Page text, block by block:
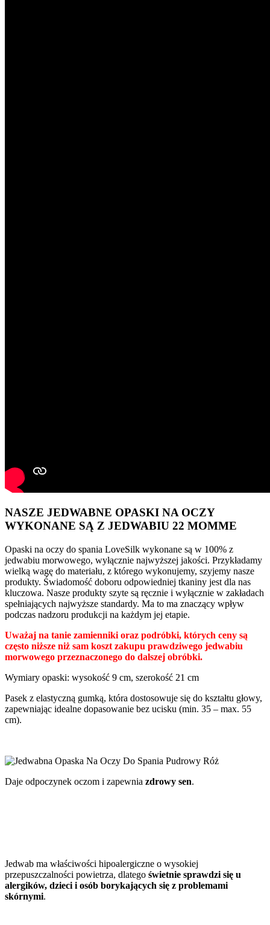
NASZE JEDWABNE OPASKI NA OCZY
WYKONANE SĄ Z JEDWABIU 22 MOMME
Opaski na oczy do spania LoveSilk wykonane są w 100% z
jedwabiu morwowego, wyłącznie najwyższej jakości. Przykładamy
wielką wagę do materiału, z którego wykonujemy, szyjemy nasze
produkty. Świadomość doboru odpowiedniej tkaniny jest dla nas
kluczowa. Nasze produkty szyte są ręcznie i wyłącznie w zakładach
spełniających najwyższe standardy. Ma to ma znaczący wpływ
podczas nadzoru produkcji na każdym jej etapie.
Uważaj na tanie zamienniki oraz podróbki, których ceny są
często niższe niż sam koszt zakupu prawdziwego jedwabiu
morwowego przeznaczonego do dalszej obróbki.
Wymiary opaski: wysokość 9 cm, szerokość 21 cm
Pasek z elastyczną gumką, która dostosowuje się do kształtu głowy,
zapewniając idealne dopasowanie bez ucisku (min. 35 – max. 55
cm).
Daje odpoczynek oczom i zapewnia zdrowy sen.
Jedwab ma właściwości hipoalergiczne o wysokiej
przepuszczalności powietrza, dlatego świetnie sprawdzi się u
alergików, dzieci i osób borykających się z problemami
skórnymi.